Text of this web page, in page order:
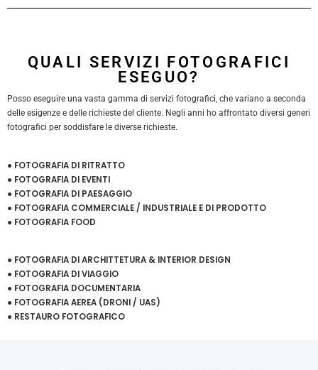
QUALI SERVIZI FOTOGRAFICI
ESEGUO?
Posso eseguire una vasta gamma di servizi fotografici, che variano a seconda
delle esigenze e delle richieste del cliente. Negli anni ho affrontato diversi generi
fotografici per soddisfare le diverse richieste.
● FOTOGRAFIA DI RITRATTO
● FOTOGRAFIA DI EVENTI
● FOTOGRAFIA DI PAESAGGIO
● FOTOGRAFIA COMMERCIALE / INDUSTRIALE E DI PRODOTTO
● FOTOGRAFIA FOOD
● FOTOGRAFIA DI ARCHITTETURA & INTERIOR DESIGN
● FOTOGRAFIA DI VIAGGIO
● FOTOGRAFIA DOCUMENTARIA
● FOTOGRAFIA AEREA (DRONI / UAS)
● RESTAURO FOTOGRAFICO